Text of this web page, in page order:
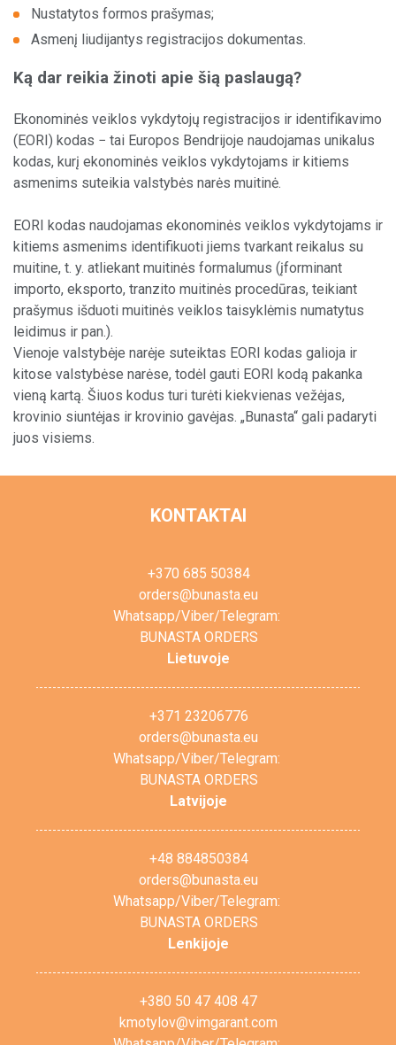
Sandėliavimo paslaugos
Apie mus
ES projektai
Naujam klientui
Pagal paslaugą
Aptarnavimo centrai
IM
KONTAKTAI
+370 685 50384
orders@bunasta.eu
Whatsapp/Viber/Telegram:
BUNASTA ORDERS
Lietuvoje
+371 23206776
orders@bunasta.eu
Whatsapp/Viber/Telegram:
BUNASTA ORDERS
Latvijoje
+48 884850384
orders@bunasta.eu
Whatsapp/Viber/Telegram:
BUNASTA ORDERS
Lenkijoje
+380 50 47 408 47
kmotylov@vimgarant.com
Nustatytos formos prašymas;
Asmenį liudijantys registracijos dokumentas.
Ką dar reikia žinoti apie šią paslaugą?
Ekonominės veiklos vykdytojų registracijos ir identifikavimo
(EORI) kodas − tai Europos Bendrijoje naudojamas unikalus
kodas, kurį ekonominės veiklos vykdytojams ir kitiems
asmenims suteikia valstybės narės muitinė.
EORI kodas naudojamas ekonominės veiklos vykdytojams ir
kitiems asmenims identifikuoti jiems tvarkant reikalus su
muitine, t. y. atliekant muitinės formalumus (įforminant
importo, eksporto, tranzito muitinės procedūras, teikiant
prašymus išduoti muitinės veiklos taisyklėmis numatytus
leidimus ir pan.).
Vienoje valstybėje narėje suteiktas EORI kodas galioja ir
kitose valstybėse narėse, todėl gauti EORI kodą pakanka
vieną kartą. Šiuos kodus turi turėti kiekvienas vežėjas,
krovinio siuntėjas ir krovinio gavėjas. „Bunasta“ gali padaryti
juos visiems.